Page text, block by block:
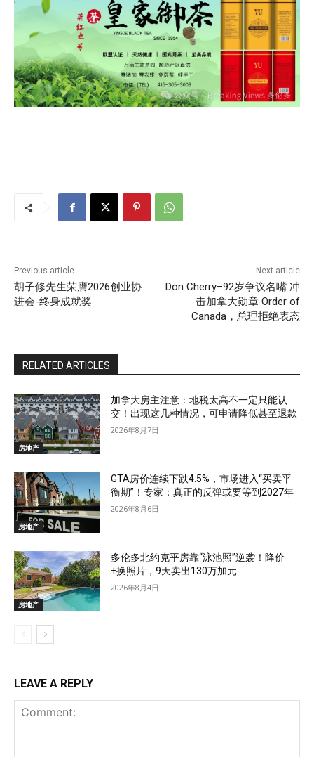
Previous article
胡子修先生荣膺2026创业协
进会-终身成就奖
Next article
Don Cherry–92岁争议名嘴 冲
击加拿大勋章 Order of
Canada，总理拒绝表态
RELATED ARTICLES
房地产
加拿大房主注意：地税太高不一定只能认
交！出现这几种情况，可申请降低甚至退款
2026年8月7日
房地产
GTA房价连续下跌4.5%，市场进入“买卖平
衡期”！专家：真正的反弹或要等到2027年
2026年8月6日
房地产
多伦多北约克平房靠“泳池照”逆袭！降价
+换照片，9天卖出130万加元
2026年8月4日
LEAVE A REPLY